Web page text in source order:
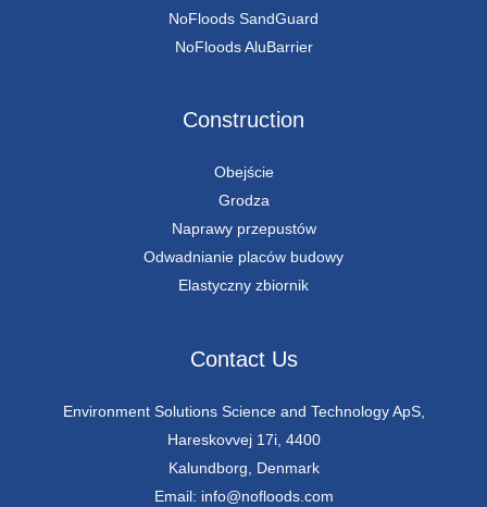
NoFloods SandGuard
NoFloods AluBarrier
Construction
Obejście
Grodza
Naprawy przepustów
Odwadnianie placów budowy
Elastyczny zbiornik
Contact Us
Environment Solutions Science and Technology ApS,
Hareskovvej 17i, 4400
Kalundborg, Denmark
Email: info@nofloods.com